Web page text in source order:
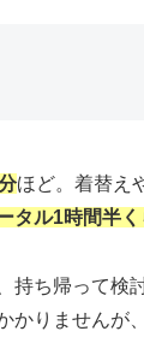
ほど。着替え
タル1時間半
持ち帰って検
かりませんが